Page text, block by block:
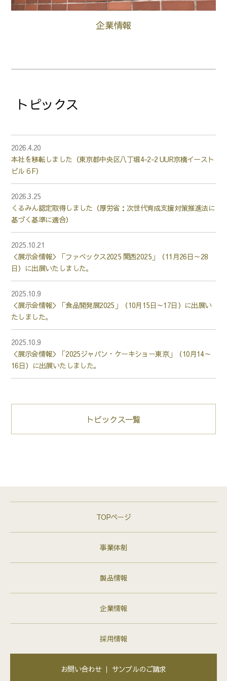
企業情報
トピックス
2026.4.20
本社を移転しました（東京都中央区八丁堀4-2-2 UUR京橋イースト
ビル６F）
2026.3.25
くるみん認定取得しました（厚労省：次世代育成支援対策推進法に
基づく基準に適合）
2025.10.21
＜展示会情報＞「ファベックス2025 関西2025」（11月26日～28
日）に出展いたしました。
2025.10.9
＜展示会情報＞「食品開発展2025」（10月15日～17日）に出展い
たしました。
2025.10.9
＜展示会情報＞「2025ジャパン・ケーキショー東京」（10月14～
16日）に出展いたしました。
トピックス一覧
TOPページ
事業体制
製品情報
企業情報
採用情報
お問い合わせ ｜ サンプルのご請求